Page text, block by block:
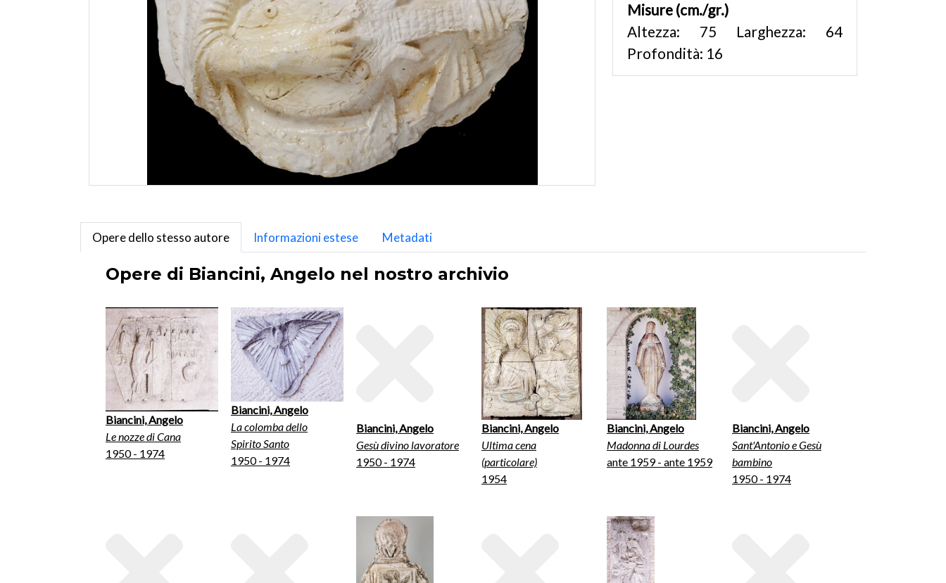
Misure (cm./gr.)
Altezza: 75 Larghezza: 64
Profondità: 16
Opere dello stesso autore Informazioni estese Metadati
Opere di Biancini, Angelo nel nostro archivio
Biancini, Angelo
Le nozze di Cana
1950 - 1974
Biancini, Angelo
La colomba dello
Spirito Santo
1950 - 1974
Biancini, Angelo
Gesù divino lavoratore
1950 - 1974
Biancini, Angelo
Ultima cena
(particolare)
1954
Biancini, Angelo
Madonna di Lourdes
ante 1959 - ante 1959
Biancini, Angelo
Sant'Antonio e Gesù
bambino
1950 - 1974